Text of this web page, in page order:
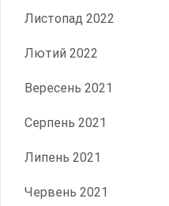
Листопад 2022
Лютий 2022
Вересень 2021
Серпень 2021
Липень 2021
Червень 2021